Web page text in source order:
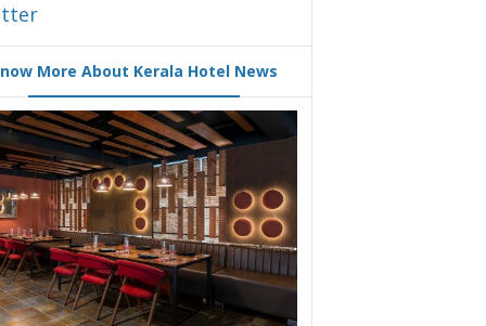
More About Kerala Hotel News